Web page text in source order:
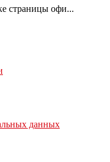
страницы офи...
данных